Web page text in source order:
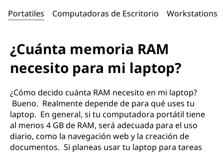
M
Portatiles Computadoras de Escritorio Workstations
¿Cuánta memoria RAM
necesito para mi laptop?
¿Cómo decido cuánta RAM necesito en mi laptop?
Bueno. Realmente depende de para qué uses tu
laptop. En general, si tu computadora portátil tiene
al menos 4 GB de RAM, será adecuada para el uso
diario, como la navegación web y la creación de
documentos. Si planeas usar tu laptop para tareas